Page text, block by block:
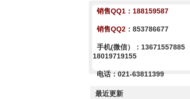
销售QQ1： 188159587
销售QQ2 ：853786677
手机(微信）：13671557885
18019719155
电话：021-63811399
最近更新